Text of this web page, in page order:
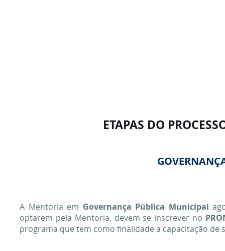
ETAPAS DO
A Mentoria em Governança Pública Municipal
optarem pela Mentoria, devem se inscrever no
programa que tem como finalidade a capacitação